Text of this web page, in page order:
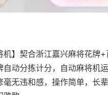
机】契合浙江嘉兴麻将花牌
动分拣计分，自动麻将机
无违和感，操作简单，长